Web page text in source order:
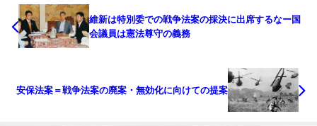
維新は特別委での戦争法案の採決に出席するなー国
会議員は憲法尊守の義務
安保法案＝戦争法案の廃案・無効化に向けての提案